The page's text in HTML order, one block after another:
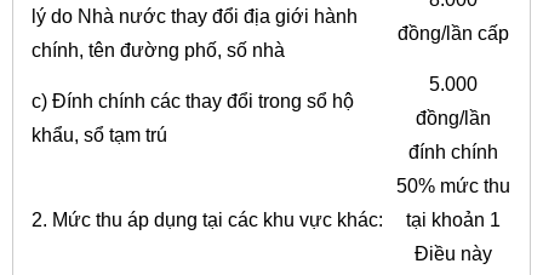
lý do Nhà nước thay đổi địa giới hành
chính, tên đường phố, số nhà
đồng/lần cấp
c) Đính chính các thay đổi trong sổ hộ
khẩu, sổ tạm trú
5.000
đồng/lần
đính chính
2. Mức thu áp dụng tại các khu vực khác:
50% mức thu
tại khoản 1
Điều này